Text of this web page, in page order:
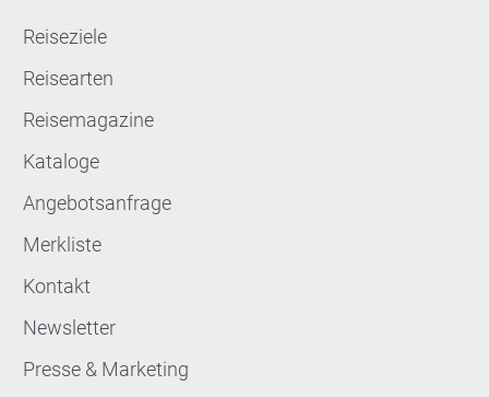
Reiseziele
Reisearten
Reisemagazine
Kataloge
Angebotsanfrage
Merkliste
Kontakt
Newsletter
Presse & Marketing